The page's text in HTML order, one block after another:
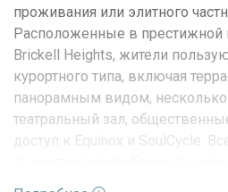
проживания или элитного
Расположенные в престижной
Brickell Heights, жители
курортного типа, включая
панорамным видом, несколько
театральный зал,
доступ к Equinox и SoulCycle.
ресторанов, ночных клубов и